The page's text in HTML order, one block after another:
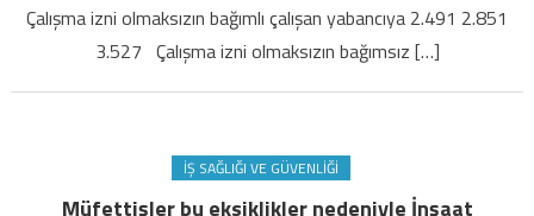
Çalışma izni olmaksızın bağımlı çalışan yabancıya 2.491 2.851
3.527 Çalışma izni olmaksızın bağımsız […]
İŞ SAĞLIĞI VE GÜVENLIĞI
Müfettişler bu eksiklikler nedeniyle İnşaat